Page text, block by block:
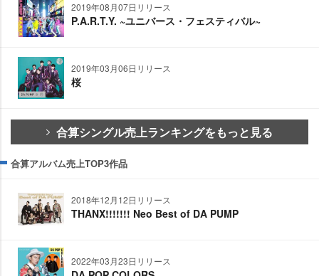
2019年08月07日リリース
P.A.R.T.Y. ~ユニバース・フェスティバル~
2019年03月06日リリース
桜
合算シングル売上ランキングをもっと見る
合算アルバム売上TOP3作品
2018年12月12日リリース
THANX!!!!!!! Neo Best of DA PUMP
2022年03月23日リリース